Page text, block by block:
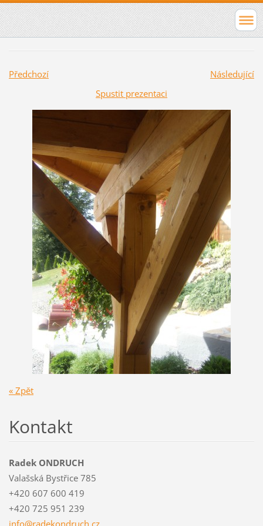
Předchozí
Následující
Spustit prezentaci
« Zpět
Kontakt
Radek ONDRUCH
Valašská Bystřice 785
+420 607 600 419
+420 725 951 239
info@radekondruch.cz